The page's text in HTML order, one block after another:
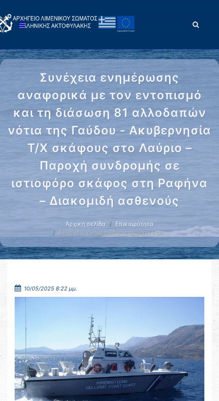
Συνέχεια ενημέρωσης
αναφορικά με τον εντοπισμό
και τη διάσωση 81 αλλοδαπών
νότια της Γαύδου - Ακυβερνησία
Τ/Χ σκάφους στο Λαύριο –
Παροχή συνδρομής σε
ιστιοφόρο σκάφος στη Ραφήνα
– Διακομιδή ασθενούς
Αρχική σελίδα
Επικαιρότητα
Συνέχεια ενημέρωσης αναφορικά με …
10/05/2025 8:22 μμ.